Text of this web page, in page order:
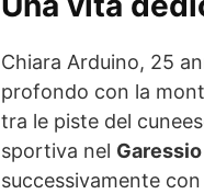
Chiara Arduino, 25
profondo con la
tra le piste del
sportiva nel
successivamente con